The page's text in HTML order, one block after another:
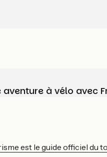
aventure à vélo avec
est le guide officiel du